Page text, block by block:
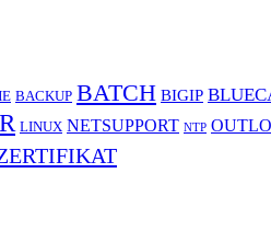
BACKUP BATCH BIGIP
LINUX NETSUPPORT NTP